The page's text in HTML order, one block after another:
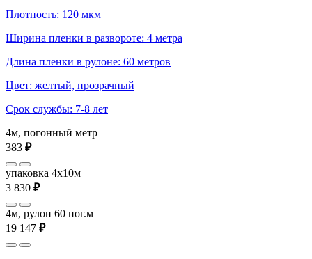
Плотность: 120 мкм
Ширина пленки в развороте: 4 метра
Длина пленки в рулоне: 60 метров
Цвет: желтый, прозрачный
Срок службы: 7-8 лет
4м, погонный метр
383 ₽
упаковка 4x10м
3 830 ₽
4м, рулон 60 пог.м
19 147 ₽